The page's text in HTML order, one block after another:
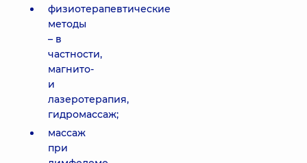
физиотерапевтические
методы
– в
частности,
магнито-
и
лазеротерапия,
гидромассаж;
массаж
при